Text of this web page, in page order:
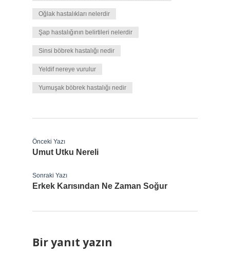
Oğlak hastalıkları nelerdir
Şap hastalığının belirtileri nelerdir
Sinsi böbrek hastalığı nedir
Yeldif nereye vurulur
Yumuşak böbrek hastalığı nedir
Önceki Yazı
Umut Utku Nereli
Sonraki Yazı
Erkek Karısından Ne Zaman Soğur
Bir yanıt yazın